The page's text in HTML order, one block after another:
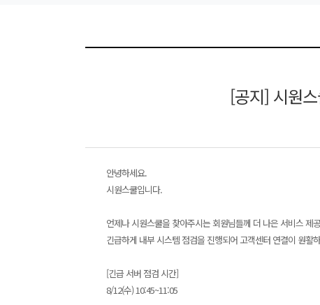
[공지] 시원
안녕하세요.
시원스쿨입니다.
언제나 시원스쿨을 찾아주시는 회원님들께 더 나은 서비스 제
긴급하게 내부 시스템 점검을 진행되어 고객센터 연결이 원활
[긴급 서버 점검 시간]
8/12(수) 10:45~11:05